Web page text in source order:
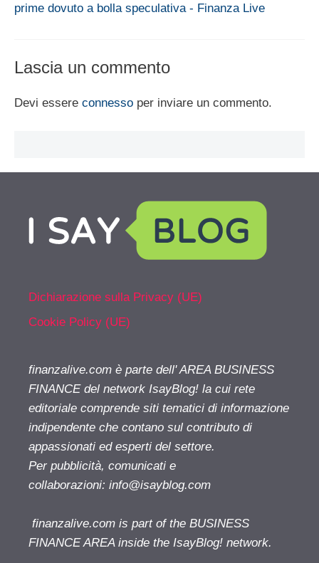
prime dovuto a bolla speculativa - Finanza Live
Lascia un commento
Devi essere connesso per inviare un commento.
Dichiarazione sulla Privacy (UE)
Cookie Policy (UE)
finanzalive.com è parte dell' AREA BUSINESS
FINANCE del network IsayBlog! la cui rete
editoriale comprende siti tematici di informazione
indipendente che contano sul contributo di
appassionati ed esperti del settore.
Per pubblicità, comunicati e
collaborazioni: info@isayblog.com
finanzalive.com is part of the BUSINESS
FINANCE AREA inside the IsayBlog! network.